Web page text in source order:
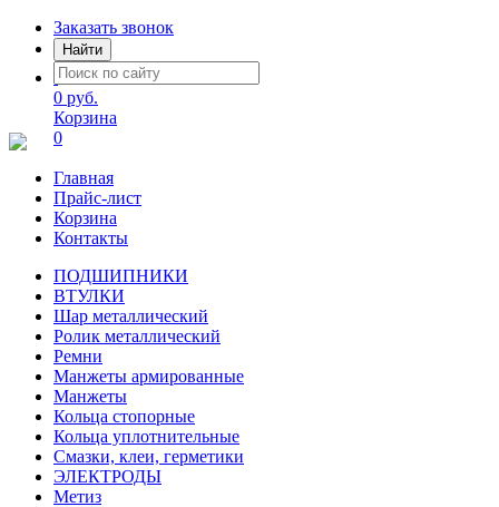
Заказать звонок
Найти
0 руб.
Корзина
0
Главная
Прайс-лист
Корзина
Контакты
ПОДШИПНИКИ
ВТУЛКИ
Шар металлический
Ролик металлический
Ремни
Манжеты армированные
Манжеты
Кольца стопорные
Кольца уплотнительные
Смазки, клеи, герметики
ЭЛЕКТРОДЫ
Метиз